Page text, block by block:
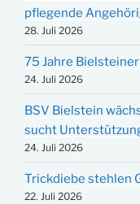
pflegende
28. Juli 2026
75 Jahre
24. Juli 2026
BSV Bielstein
sucht
24. Juli 2026
Trickdiebe stehlen
22. Juli 2026